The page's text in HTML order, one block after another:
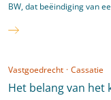
BW, dat beëindiging van
Vastgoedrecht · Cassatie
Het belang van het